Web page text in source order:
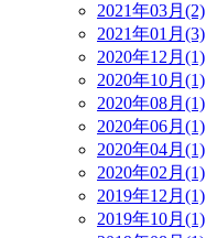
2021年03月(2)
2021年01月(3)
2020年12月(1)
2020年10月(1)
2020年08月(1)
2020年06月(1)
2020年04月(1)
2020年02月(1)
2019年12月(1)
2019年10月(1)